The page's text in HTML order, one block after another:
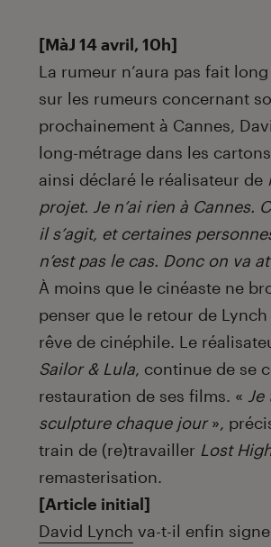
Introduction
[MàJ 14 avril, 10h]
La rumeur n’aura pas fait
sur les rumeurs concernant
prochainement à Cannes,
long-métrage dans les
ainsi déclaré le réalisateur de
projet. Je n’ai rien à Cannes.
il s’agit, et certaines
n’est pas le cas. Donc on va
À moins que le cinéaste ne
penser que le retour de
rêve de cinéphile. Le
Sailor & Lula, continue de se
restauration de ses films. « Je
sculpture chaque jour»,
train de (re)travailler Lost
remasterisation.
[Article initial]
David Lynch va-t-il enfin